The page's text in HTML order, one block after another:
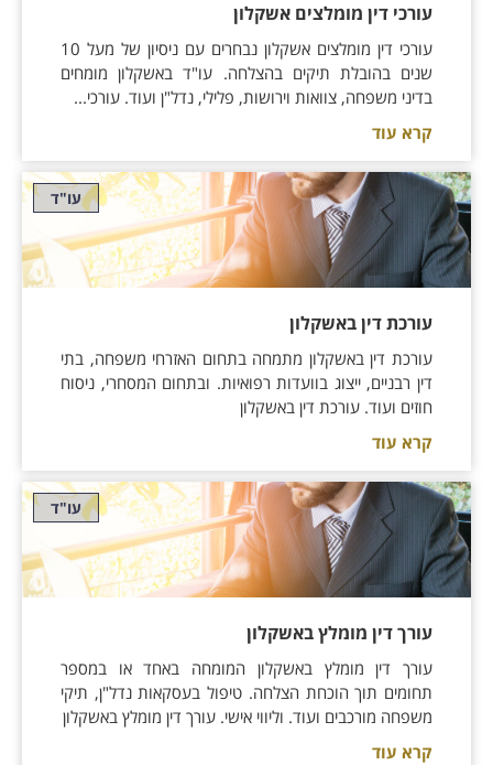
עורכי דין מומלצים אשקלון
עורכי דין מומלצים אשקלון נבחרים עם ניסיון של מעל 10
שנים בהובלת תיקים בהצלחה. עו"ד באשקלון מומחים
בדיני משפחה, צוואות וירושות, פלילי, נדל"ן ועוד. עורכי...
קרא עוד
עו"ד
עורכת דין באשקלון
עורכת דין באשקלון מתמחה בתחום האזרחי משפחה, בתי
דין רבניים, ייצוג בוועדות רפואיות. ובתחום המסחרי, ניסוח
חוזים ועוד. עורכת דין באשקלון
קרא עוד
עו"ד
עורך דין מומלץ באשקלון
עורך דין מומלץ באשקלון המומחה באחד או במספר
תחומים תוך הוכחת הצלחה. טיפול בעסקאות נדל"ן, תיקי
משפחה מורכבים ועוד. וליווי אישי. עורך דין מומלץ באשקלון
קרא עוד